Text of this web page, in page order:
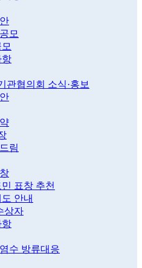
모
항
관협의회 소식·홍보
림
표창 추천
안내
상자
항
수 방류대응